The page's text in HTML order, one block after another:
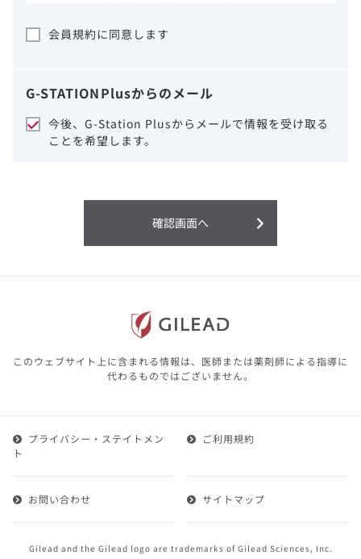
事項をご熟読いただき、同意された場合のみご利用くだ
ギリアドは、本サイトのコンテンツについて
細心の注意を払い、正確かつ最新の情報を提
供するように努力をしておりますが、正確
性、確実性、妥当性、有用性、ご利用になら
利用することまたは利用できなかったことよ
り生じる損害については一切の責任を負いか
含む）の情報は、その製品またはその製品の
本サイト内の情報は、医師その他医療関係者
が行なうべきアドバイスやサービスを提供す
るものではありません。本サイトに表示され
ている情報は、決して、医師その他医療関係
1.会員とは、医療関係者の方で、本サービスの利用規約
ービスに登録を申し込みギリアドがこれを承認した方を
いいます。
けることができます。
会員規約に同意します
G-STATIONPlusからのメール
今後、G-Station Plusからメールで情報を受け取る
ことを希望します。
確認画面へ
このウェブサイト上に含まれる情報は、医師または薬剤師による指導に
代わるものではございません。
Gilead and the Gilead logo are trademarks of Gilead Sciences, Inc.
プライバシー・ステイトメン
ト
ご利用規約
お問い合わせ サイトマップ